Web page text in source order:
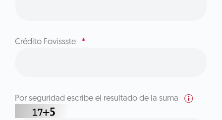
Crédito Fovissste *
Por seguridad escribe el resultado de la suma